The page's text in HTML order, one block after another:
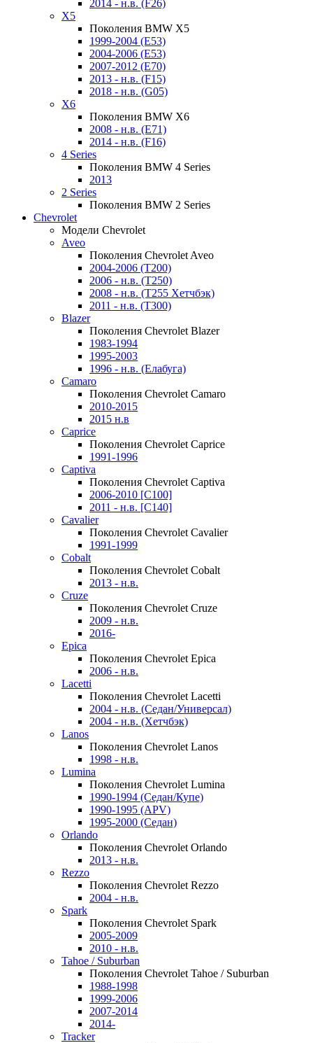
2014 - н.в. (F26)
X5
Поколения BMW X5
1999-2004 (E53)
2004-2006 (E53)
2007-2012 (E70)
2013 - н.в. (F15)
2018 - н.в. (G05)
X6
Поколения BMW X6
2008 - н.в. (E71)
2014 - н.в. (F16)
4 Series
Поколения BMW 4 Series
2013
2 Series
Поколения BMW 2 Series
Chevrolet
Модели Chevrolet
Aveo
Поколения Chevrolet Aveo
2004-2006 (T200)
2006 - н.в. (T250)
2008 - н.в. (T255 Хетчбэк)
2011 - н.в. (Т300)
Blazer
Поколения Chevrolet Blazer
1983-1994
1995-2003
1996 - н.в. (Елабуга)
Camaro
Поколения Chevrolet Camaro
2010-2015
2015 н.в
Caprice
Поколения Chevrolet Caprice
1991-1996
Captiva
Поколения Chevrolet Captiva
2006-2010 [C100]
2011 - н.в. [C140]
Cavalier
Поколения Chevrolet Cavalier
1991-1999
Cobalt
Поколения Chevrolet Cobalt
2013 - н.в.
Cruze
Поколения Chevrolet Cruze
2009 - н.в.
2016-
Epica
Поколения Chevrolet Epica
2006 - н.в.
Lacetti
Поколения Chevrolet Lacetti
2004 - н.в. (Седан/Универсал)
2004 - н.в. (Хетчбэк)
Lanos
Поколения Chevrolet Lanos
1998 - н.в.
Lumina
Поколения Chevrolet Lumina
1990-1994 (Седан/Купе)
1990-1995 (APV)
1995-2000 (Седан)
Orlando
Поколения Chevrolet Orlando
2013 - н.в.
Rezzo
Поколения Chevrolet Rezzo
2004 - н.в.
Spark
Поколения Chevrolet Spark
2005-2009
2010 - н.в.
Tahoe / Suburban
Поколения Chevrolet Tahoe / Suburban
1988-1998
1999-2006
2007-2014
2014-
Tracker